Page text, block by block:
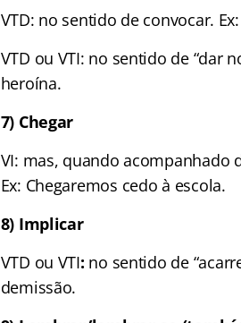
VTD: no sentido de convocar.
VTD ou VTI: no sentido de “dar
heroína.
7) Chegar
VI: mas, quando acompanhado
Ex: Chegaremos cedo à escola.
8) Implicar
VTD ou VTI: no sentido de
demissão.